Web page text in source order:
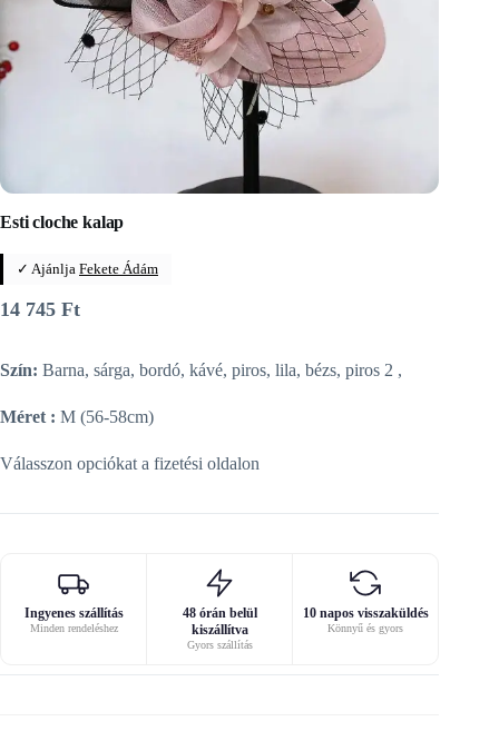
Esti cloche kalap
✓ Ajánlja Fekete Ádám
14 745 Ft
Szín: Barna, sárga, bordó, kávé, piros, lila, bézs, piros 2 ,
Méret : M (56-58cm)
Válasszon opciókat a fizetési oldalon
Ingyenes szállítás
Minden rendeléshez
48 órán belül
kiszállítva
Gyors szállítás
10 napos visszaküldés
Könnyű és gyors